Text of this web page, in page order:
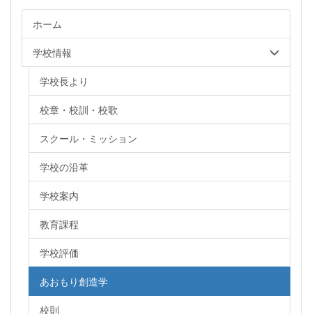
ホーム
学校情報
学校長より
校章・校訓・校歌
スクール・ミッション
学校の沿革
学校案内
教育課程
学校評価
あおもり創造学
校則